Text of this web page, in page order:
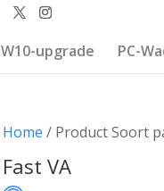
W10-upgrade PC-
Home / Product Soort
Fast VA